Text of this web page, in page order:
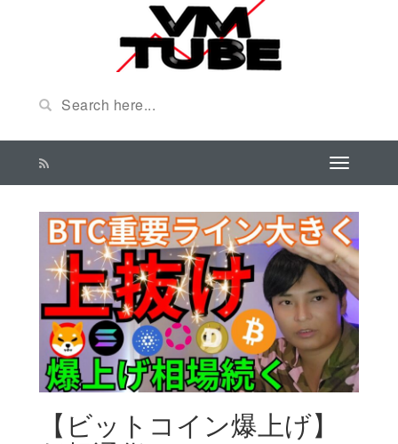
【ビットコイン爆上げ】